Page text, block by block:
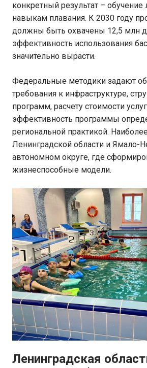
конкретный результат –
навыкам плавания. К 2030 году
должны быть охвачены 12,5 млн
эффективность использования
значительно вырасти.
Федеральные методики задают
требования к инфраструктуре,
программ, расчету стоимости
эффективность программы
региональной практикой.
Ленинградской области и Ямало-
автономном округе, где
жизнеспособные модели.
Ленинградская